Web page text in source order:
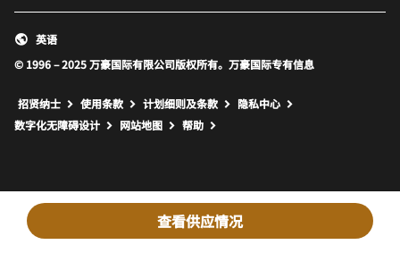
查看供应情况
© 1996 – 2025 万豪国际有限公司版权所有。万豪国际专有信息
英语
招贤纳士 使用条款 计划细则及条款
隐私中心
数字化无障碍设计
网站地图 打开新窗口
帮助